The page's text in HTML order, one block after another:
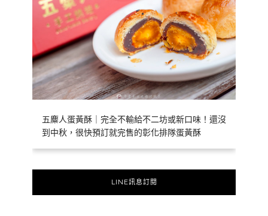
五麋人蛋黃酥｜完全不輸給不二坊或新口味！還沒
到中秋，很快預訂就完售的彰化排隊蛋黃酥
LINE訊息訂閱